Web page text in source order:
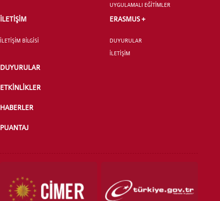
UYGULAMALI EĞİTİMLER
İLETİŞİM
İLETİŞİM BİLGİSİ
ERASMUS +
DUYURULAR
İLETİŞİM
DUYURULAR
ETKİNLİKLER
HABERLER
PUANTAJ